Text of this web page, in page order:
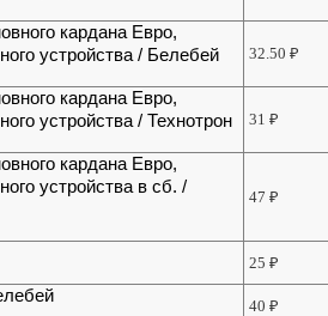
кардана Евро,
устройства / Белебей
32.50₽
кардана Евро,
устройства / Технотрон
31₽
кардана Евро,
устройства в сб. /
47₽
25₽
40₽